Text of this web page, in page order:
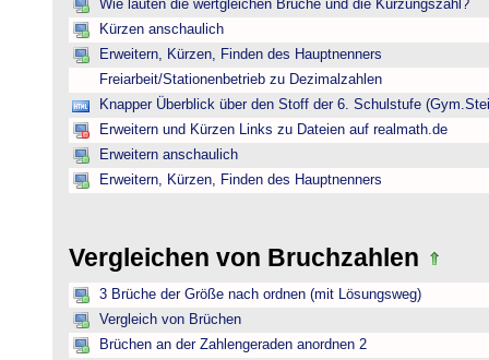
Wie lauten die wertgleichen Brüche und die Kürzungszahl?
Kürzen anschaulich
Erweitern, Kürzen, Finden des Hauptnenners
Freiarbeit/Stationenbetrieb zu Dezimalzahlen
Knapper Überblick über den Stoff der 6. Schulstufe
Erweitern und Kürzen Links zu Dateien auf realmath.de
Erweitern anschaulich
Erweitern, Kürzen, Finden des Hauptnenners
Vergleichen von Bruchzahlen
3 Brüche der Größe nach ordnen (mit Lösungsweg)
Vergleich von Brüchen
Brüchen an der Zahlengeraden anordnen 2